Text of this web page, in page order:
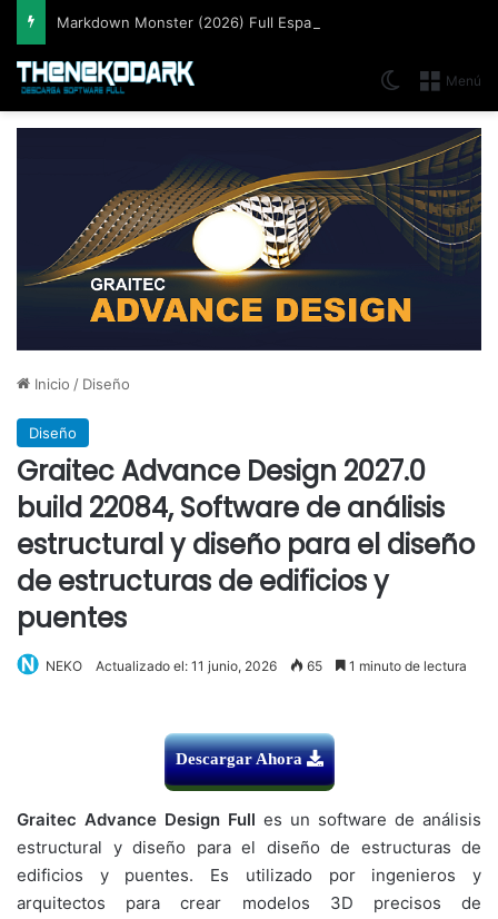
Markdown Monster (2026) Full Español [Mega]
Menú
Switch skin
Inicio / Diseño
Diseño
Graitec Advance Design 2027.0
build 22084, Software de análisis
estructural y diseño para el diseño
de estructuras de edificios y
puentes
NEKO Actualizado el: 11 junio, 2026 65 1 minuto de lectura
Descargar Ahora
Graitec Advance Design Full es un software de análisis
estructural y diseño para el diseño de estructuras de
edificios y puentes. Es utilizado por ingenieros y
arquitectos para crear modelos 3D precisos de